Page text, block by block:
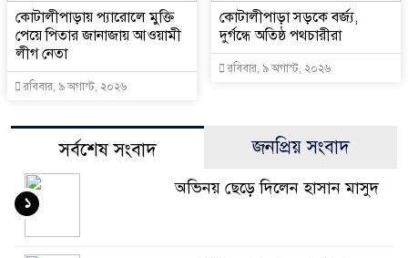
কোটালীপাড়ায় প্যারোলে মুক্তি
পেয়ে পিতার জানাজায় আওয়ামী
লীগ নেতা
রবিবার, ৯ অগাস্ট, ২০২৬
কোটালীপাড়া সড়কে বর্জ্য,
দুর্গন্ধে অতিষ্ঠ পথচারীরা
রবিবার, ৯ অগাস্ট, ২০২৬
সর্বশেষ সংবাদ জনপ্রিয় সংবাদ
অভিনয় ছেড়ে দিলেন হাসান মাসুদ
১